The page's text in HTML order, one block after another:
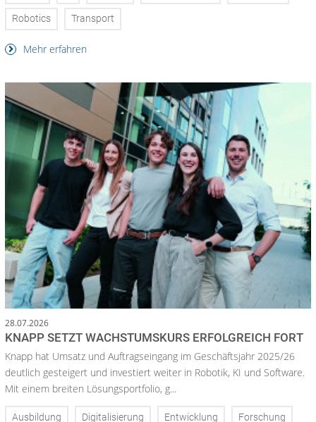
Robotics Transport
Mehr erfahren
28.07.2026
KNAPP SETZT WACHSTUMSKURS ERFOLGREICH FORT
Knapp hat Umsatz und Auftragseingang im Geschäftsjahr 2025/26
deutlich gesteigert und investiert weiter in Robotik, KI und Software.
Mit einem breiten Lösungsportfolio, g...
Ausbildung Digitalisierung Entwicklung Forschung